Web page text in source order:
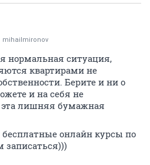
mihailmironov
нормальная ситуация,
квартирами не
Берите и ни о
и на себя не
лишняя бумажная
онлайн курсы по